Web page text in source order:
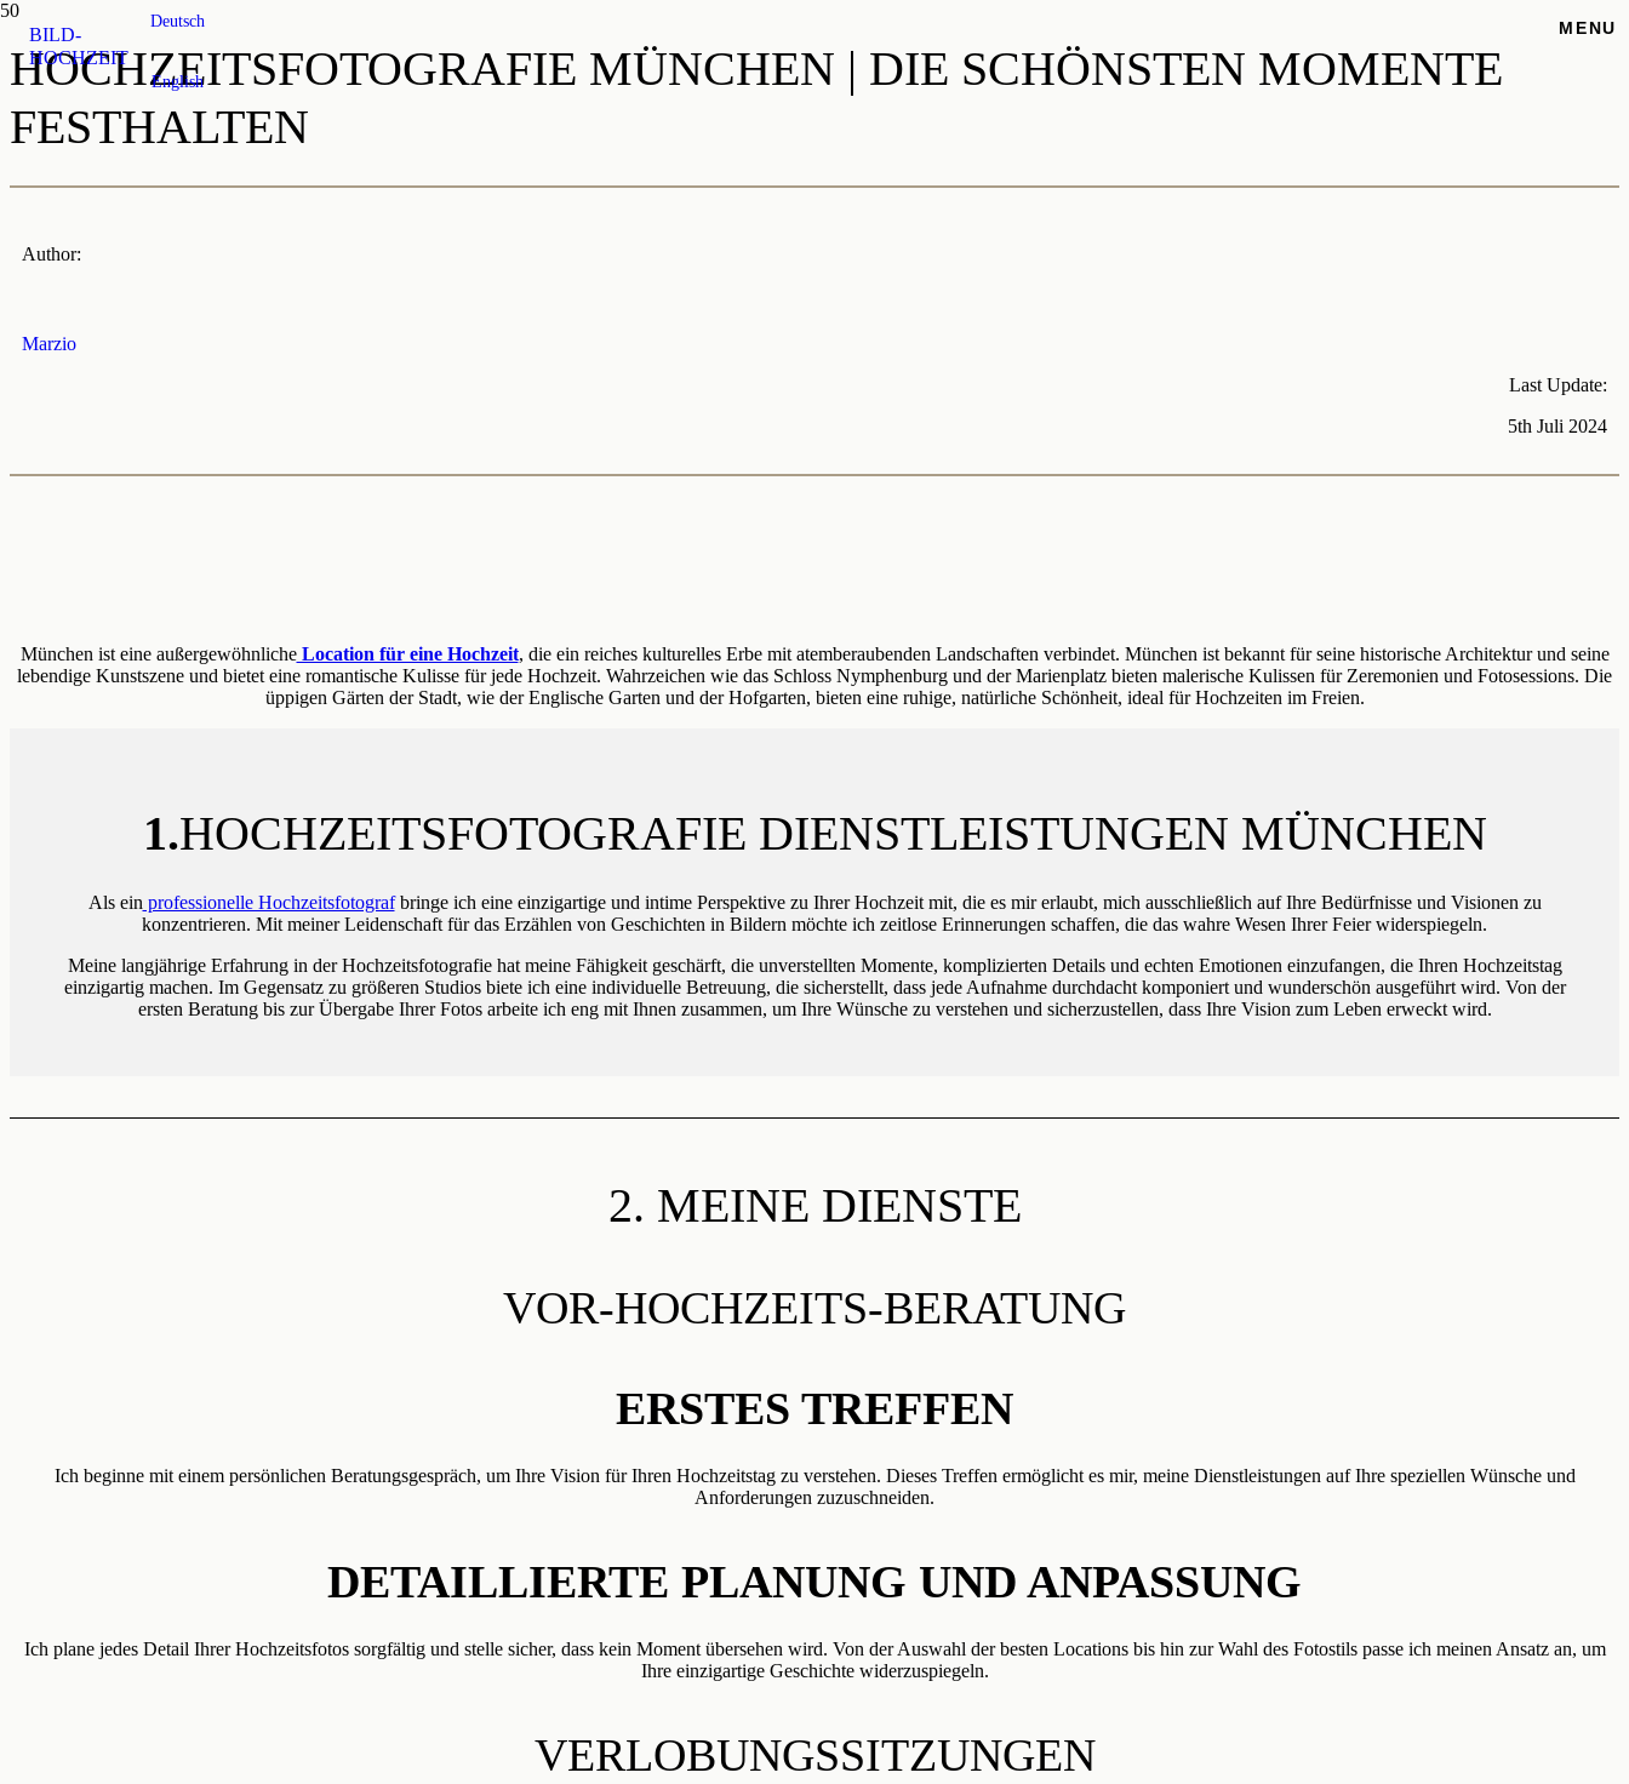
BILD-
HOCHZEIT
Deutsch
English
MENU
HOCHZEITSFOTOGRAFIE MÜNCHEN | DIE SCHÖNSTEN MOMENTE
FESTHALTEN
Author:
Marzio
Last Update:
5th Juli 2024
München ist eine außergewöhnlicheLocation für eine Hochzeit, die ein reiches kulturelles Erbe mit atemberaubenden Landschaften verbindet. München ist bekannt für seine historische Architektur und seine
lebendige Kunstszene und bietet eine romantische Kulisse für jede Hochzeit. Wahrzeichen wie das Schloss Nymphenburg und der Marienplatz bieten malerische Kulissen für Zeremonien und Fotosessions. Die
üppigen Gärten der Stadt, wie der Englische Garten und der Hofgarten, bieten eine ruhige, natürliche Schönheit, ideal für Hochzeiten im Freien.
1.HOCHZEITSFOTOGRAFIE DIENSTLEISTUNGEN MÜNCHEN
Als ein professionelle Hochzeitsfotografbringe ich eine einzigartige und intime Perspektive zu Ihrer Hochzeit mit, die es mir erlaubt, mich ausschließlich auf Ihre Bedürfnisse und Visionen zu
konzentrieren. Mit meiner Leidenschaft für das Erzählen von Geschichten in Bildern möchte ich zeitlose Erinnerungen schaffen, die das wahre Wesen Ihrer Feier widerspiegeln.
Meine langjährige Erfahrung in der Hochzeitsfotografie hat meine Fähigkeit geschärft, die unverstellten Momente, komplizierten Details und echten Emotionen einzufangen, die Ihren Hochzeitstag
einzigartig machen. Im Gegensatz zu größeren Studios biete ich eine individuelle Betreuung, die sicherstellt, dass jede Aufnahme durchdacht komponiert und wunderschön ausgeführt wird. Von der
ersten Beratung bis zur Übergabe Ihrer Fotos arbeite ich eng mit Ihnen zusammen, um Ihre Wünsche zu verstehen und sicherzustellen, dass Ihre Vision zum Leben erweckt wird.
2. MEINE DIENSTE
VOR-HOCHZEITS-BERATUNG
ERSTES TREFFEN
Ich beginne mit einem persönlichen Beratungsgespräch, um Ihre Vision für Ihren Hochzeitstag zu verstehen. Dieses Treffen ermöglicht es mir, meine Dienstleistungen auf Ihre speziellen Wünsche und
Anforderungen zuzuschneiden.
DETAILLIERTE PLANUNG UND ANPASSUNG
Ich plane jedes Detail Ihrer Hochzeitsfotos sorgfältig und stelle sicher, dass kein Moment übersehen wird. Von der Auswahl der besten Locations bis hin zur Wahl des Fotostils passe ich meinen Ansatz an, um
Ihre einzigartige Geschichte widerzuspiegeln.
VERLOBUNGSSITZUNGEN